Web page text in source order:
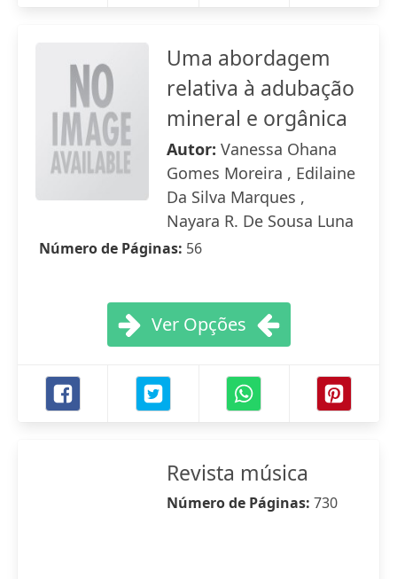
Uma abordagem
relativa à adubação
mineral e orgânica
Autor: Vanessa Ohana
Gomes Moreira , Edilaine
Da Silva Marques ,
Nayara R. De Sousa Luna
Número de Páginas: 56
Ver Opções
Revista música
Número de Páginas: 730